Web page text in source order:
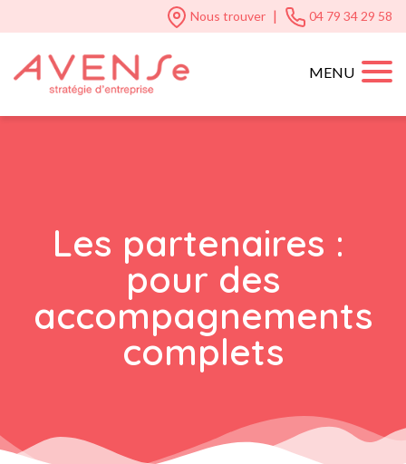
Nous trouver | 04 79 34 29 58
MENU
Les partenaires :
pour des
accompagnements
complets